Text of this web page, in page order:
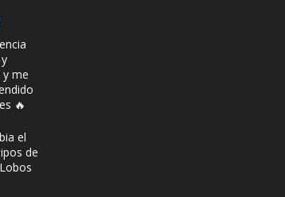
y me
🔥
el
de